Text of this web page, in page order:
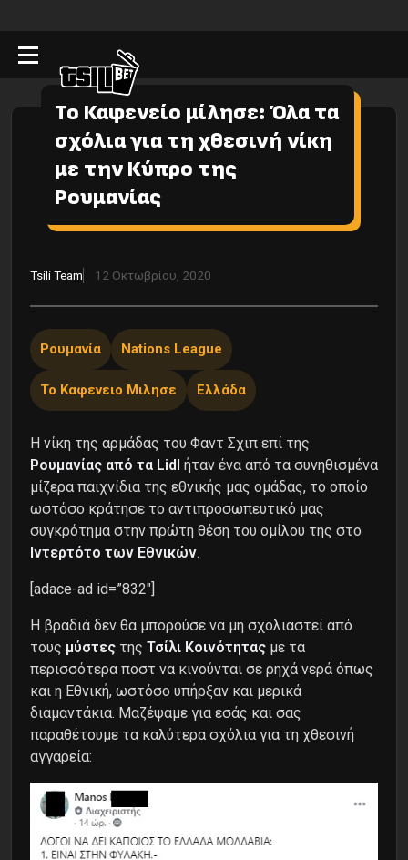
Το Καφενείο μίλησε: Όλα τα
σχόλια για τη χθεσινή νίκη
με την Κύπρο της
Ρουμανίας
Tsili Team 12 Οκτωβρίου, 2020
Ρουμανία Nations League
Το Καφενειο Μιλησε Ελλάδα
Η νίκη της αρμάδας του Φαντ Σχιπ επί της
Ρουμανίας από τα Lidl ήταν ένα από τα συνηθισμένα
μίζερα παιχνίδια της εθνικής μας ομάδας, το οποίο
ωστόσο κράτησε το αντιπροσωπευτικό μας
συγκρότημα στην πρώτη θέση του ομίλου της στο
Ιντερτότο των Εθνικών.
[adace-ad id=”832″]
Η βραδιά δεν θα μπορούσε να μη σχολιαστεί από
τους μύστες της Τσίλι Κοινότητας με τα
περισσότερα ποστ να κινούνται σε ρηχά νερά όπως
και η Εθνική, ωστόσο υπήρξαν και μερικά
διαμαντάκια. Μαζέψαμε για εσάς και σας
παραθέτουμε τα καλύτερα σχόλια για τη χθεσινή
αγγαρεία: